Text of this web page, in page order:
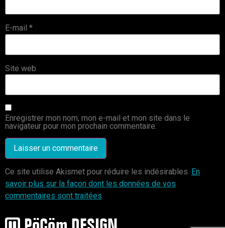
E-mail *
Site web
Enregistrer mon nom, mon e-mail et mon site dans le
navigateur pour mon prochain commentaire.
Ce site utilise Akismet pour réduire les indésirables. En
savoir plus sur la façon dont les données de vos
commentaires sont traitées.